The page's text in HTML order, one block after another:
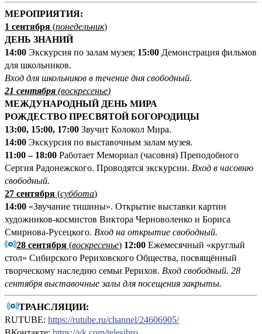
МЕРОПРИЯТИЯ:
1 сентября (понедельник)
ДЕНЬ ЗНАНИЙ
14:00 Экскурсия по залам музея; 15:00 Демонстрация фильмов
для школьников.
Вход для школьников в течение дня свободный.
21 сентября (воскресенье)
МЕЖДУНАРОДНЫЙ ДЕНЬ МИРА
РОЖДЕСТВО ПРЕСВЯТОЙ БОГОРОДИЦЫ
13:00, 15:00, 17:00 Звучит Колокол Мира.
14:00 Экскурсия по выставочным залам музея.
11:00 – 18:00 Работает Мемориал (часовня) Преподобного
Сергия Радонежского. Проводятся экскурсии. Вход в часовню
свободный.
27 сентября (суббота)
14:00 «Звучание тишины». Открытие выставки картин
художников-космистов Виктора Черноволенко и Бориса
Смирнова-Русецкого. Вход на открытие свободный.
28 сентября (воскресенье) 12:00 Ежемесячный «круглый
стол» Сибирского Рериховского Общества, посвящённый
творческому наследию семьи Рерихов. Вход свободный. 28
сентября выставочные залы для посещения закрыты.
ТРАНСЛЯЦИИ:
RUTUBE: https://rutube.ru/channel/24606905/